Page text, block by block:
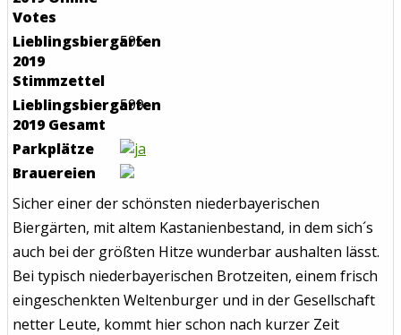
Votes
Lieblingsbiergarten
2019
Stimmzettel
595
Lieblingsbiergarten
2019 Gesamt
599
Parkplätze
Brauereien
Sicher einer der schönsten niederbayerischen
Biergärten, mit altem Kastanienbestand, in dem sich´s
auch bei der größten Hitze wunderbar aushalten lässt.
Bei typisch niederbayerischen Brotzeiten, einem frisch
eingeschenkten Weltenburger und in der Gesellschaft
netter Leute, kommt hier schon nach kurzer Zeit